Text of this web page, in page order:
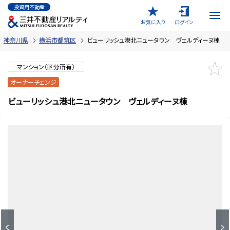
投資用不動産
お気に入り
ログイン
神奈川県 横浜市都筑区 ビューリッシュ港北ニュータウン ヴェルディーヌ棟
マンション（区分所有）
オーナーチェンジ
ビューリッシュ港北ニュータウン ヴェルディーヌ棟